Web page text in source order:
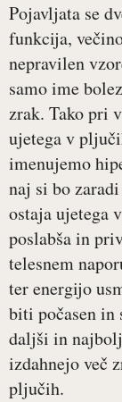
Pojavljata se
funkcija,
nepravilen
samo ime
zrak. Tako pri
ujetega v
imenujemo
naj si bo
ostaja ujetega
poslabša in
telesnem
ter energijo
biti počasen
daljši in
izdahnejo več
pljučih.